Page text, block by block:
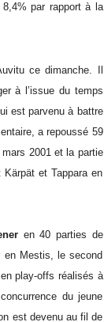
par rapport à la
ce dimanche. Il
à l’issue du temps
est parvenu à battre
a repoussé 59
2001 et la partie
et Tappara en
en 40 parties de
en Mestis, le second
play-offs réalisés à
du jeune
est devenu au fil de